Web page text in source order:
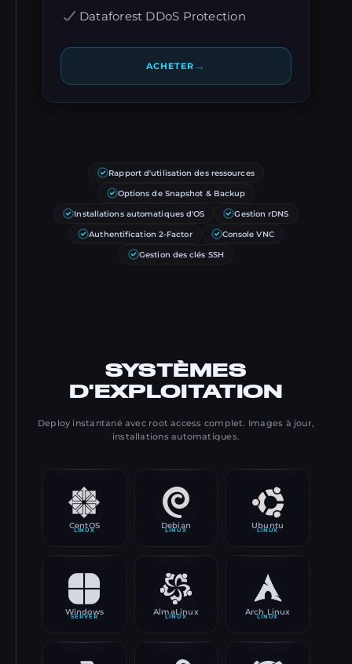
Dataforest DDoS Protection
ACHETER →
Rapport d'utilisation des ressources
Options de Snapshot & Backup
Installations automatiques d'OS Gestion rDNS
Authentification 2-Factor Console VNC
Gestion des clés SSH
SYSTÈMES
D'EXPLOITATION
Deploy instantané avec root access complet. Images à jour,
installations automatiques.
CentOS
LINUX
Debian
LINUX
Ubuntu
LINUX
Windows
SERVER
AlmaLinux
LINUX
Arch Linux
LINUX